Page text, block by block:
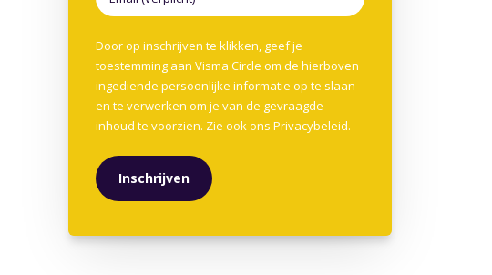
Door op inschrijven te klikken, geef je
toestemming aan Visma Circle om de hierboven
ingediende persoonlijke informatie op te slaan
en te verwerken om je van de gevraagde
inhoud te voorzien. Zie ook ons Privacybeleid.